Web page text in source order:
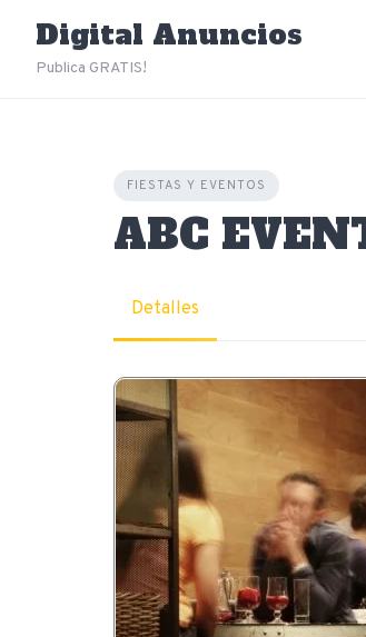
content
Digital Anuncios
Publica GRATIS!
FIESTAS Y EVENTOS
ABC
Detalles